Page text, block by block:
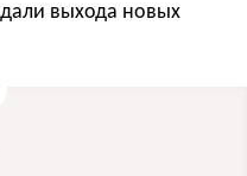
выхода новых